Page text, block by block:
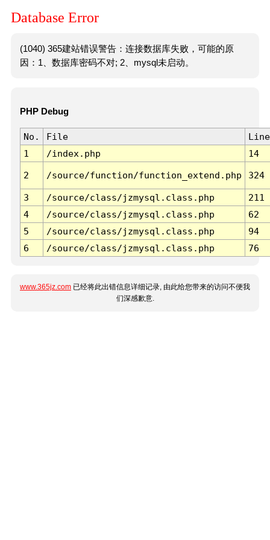
Database Error
(1040) 365建站错误警告：连接数据库失败，可能的原
因：1、数据库密码不对; 2、mysql未启动。
PHP Debug
No. File
Line
1
/index.php 14
2 /source/function/function_extend.php 324
3 /source/class/jzmysql.class.php
211
4
/source/class/jzmysql.class.php
62
5
/source/class/jzmysql.class.php
94
6
/source/class/jzmysql.class.php 76
www.365jz.com 已经将此出错信息详细记录, 由此给您带来的访问不便我
们深感歉意.